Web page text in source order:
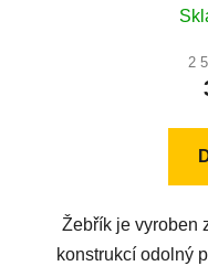
2
Žebřík je vyroben
konstrukcí odolný